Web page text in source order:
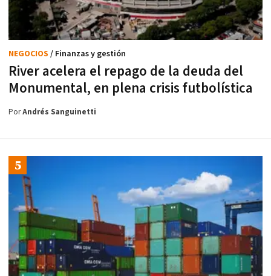
River acelera el repago de la deuda del
Monumental, en plena crisis futbolística
NEGOCIOS / Finanzas y gestión
PorAndrés Sanguinetti